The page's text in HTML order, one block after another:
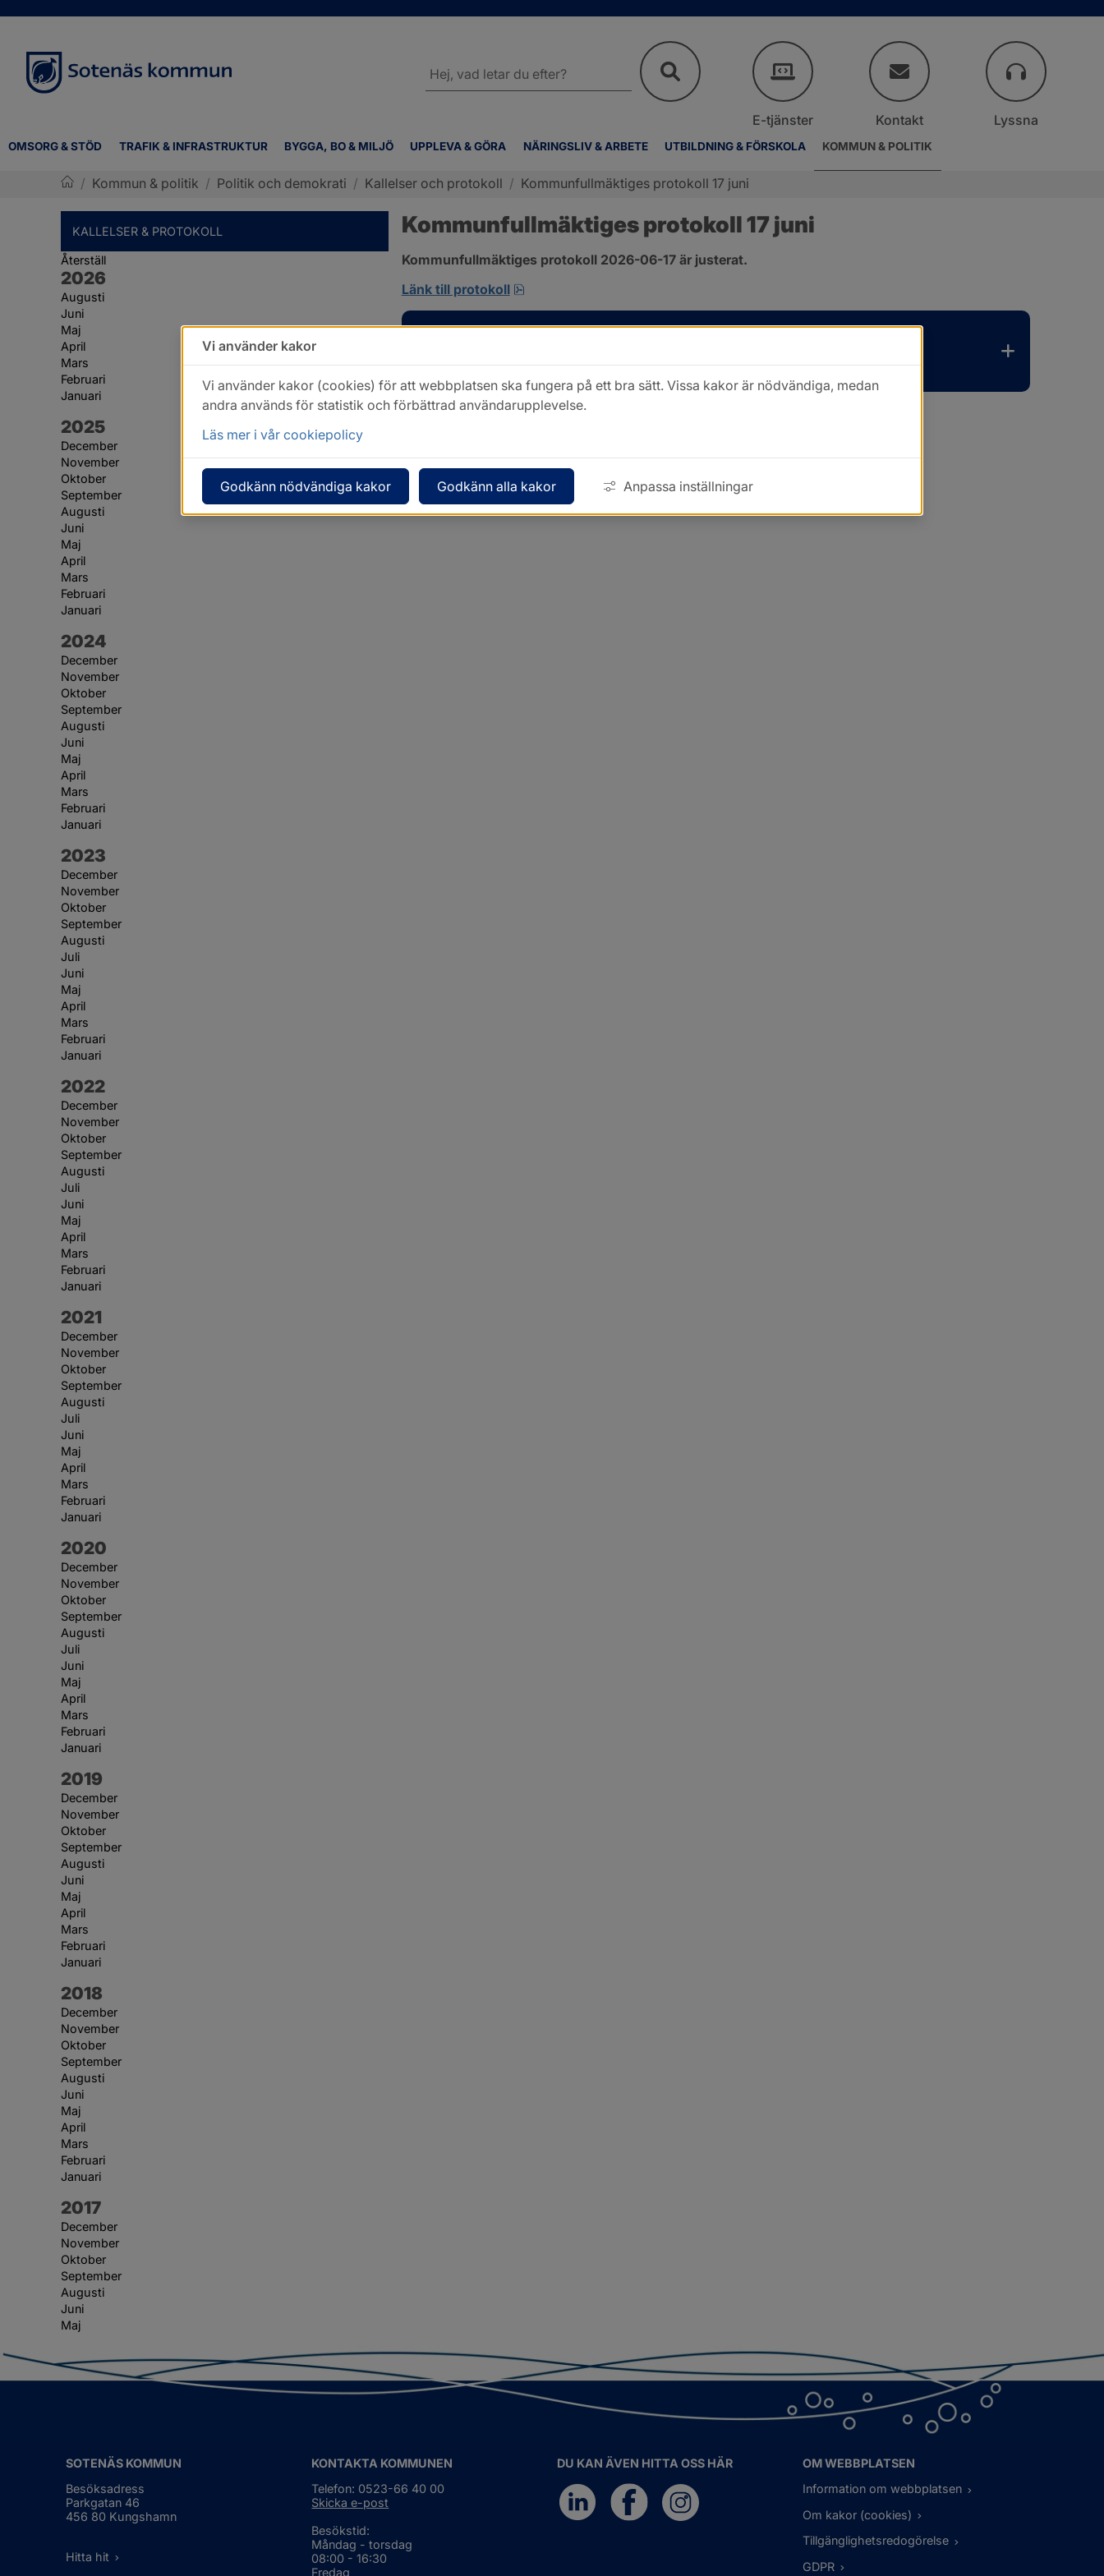
OMSORG & STÖD TRAFIK & INFRASTRUKTUR BYGGA, BO & MILJÖ UPPLEVA & GÖRA NÄRINGSLIV & ARBETE UTBILDNING & FÖRSKOLA KOMMUN & POLITIK
webbplatsen
E-tjänster Kontakt Lyssna
/ Kommun & politik / Politik och demokrati / Kallelser och protokoll / Kommunfullmäktiges protokoll 17 juni
KALLELSER & PROTOKOLL
Återställ
År:
2026
Augusti
Juni
Maj
April
Mars
Februari
Januari
År:
2025
December
November
Oktober
September
Augusti
Juni
Maj
April
Mars
Februari
Januari
År:
2024
December
November
Oktober
September
Augusti
Juni
Maj
April
Mars
Februari
Januari
År:
2023
December
November
Oktober
September
Augusti
Juli
Juni
Maj
April
Mars
Februari
Januari
År:
2022
December
November
Oktober
September
Augusti
Juli
Juni
Maj
April
Mars
Februari
Januari
År:
2021
December
November
Oktober
September
Augusti
Juli
Juni
Maj
April
Mars
Februari
Januari
År:
2020
December
November
Oktober
September
Augusti
Juli
Juni
Maj
April
Mars
Februari
Januari
År:
2019
December
November
Oktober
September
Augusti
Juni
Maj
April
Mars
Februari
Januari
År:
2018
December
November
Oktober
September
Augusti
Juni
Maj
April
Mars
Februari
Januari
År:
2017
December
November
Oktober
September
Augusti
Juni
Maj
Kommunfullmäktiges protokoll 17 juni
Kommunfullmäktiges protokoll 2026-06-17 är justerat.
Länk till protokoll
pdf, 1 MB, öppnas i nytt fönster.
SOTENÄS KOMMUN
Besöksadress
Parkgatan 46
456 80 Kungshamn
Hitta hit
KONTAKTA KOMMUNEN
Telefon: 0523-66 40 00
Skicka e-post
Besökstid:
Måndag - torsdag
08:00 - 16:30
Fredag
DU KAN ÄVEN HITTA OSS HÄR
OM WEBBPLATSEN
Information om webbplatsen
Om kakor (cookies)
Tillgänglighetsredogörelse
GDPR
Vi använder kakor
Vi använder kakor (cookies) för att webbplatsen ska fungera på ett bra sätt. Vissa kakor är nödvändiga, medan
andra används för statistik och förbättrad användarupplevelse.
Läs mer i vår cookiepolicy
Godkänn nödvändiga kakor Godkänn alla kakor Anpassa inställningar